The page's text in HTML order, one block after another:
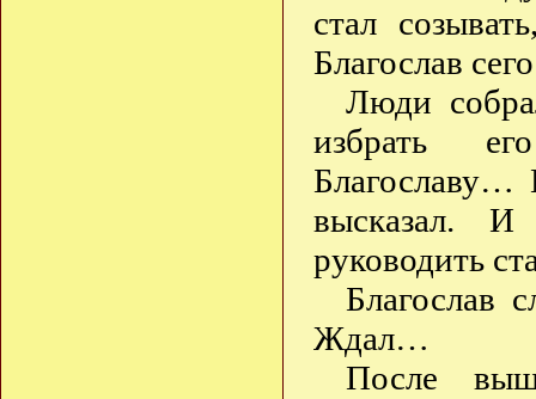
стал
Благослав
Люди
избрать
высказал. И
руководить
Благослав
Ждал…
После